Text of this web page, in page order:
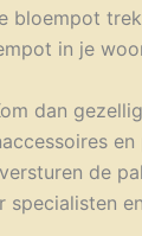
bloempot
in je
dan
de